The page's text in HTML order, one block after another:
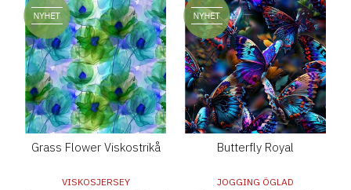
Grass Flower Viskostrikå
VISKOSJERSEY
Butterfly Royal
JOGGING ÖGLAD